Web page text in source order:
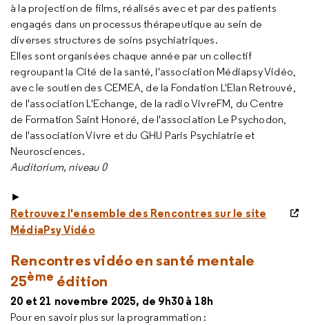
à la projection de films, réalisés avec et par des patients
engagés dans un processus thérapeutique au sein de
diverses structures de soins psychiatriques.
Elles sont organisées chaque année par un collectif
regroupant la Cité de la santé, l'association Médiapsy Vidéo,
avec le soutien des CEMEA, de la Fondation L'Elan Retrouvé,
de l'association L'Echange, de la radio VivreFM, du Centre
de Formation Saint Honoré, de l'association Le Psychodon,
de l'association Vivre et du GHU Paris Psychiatrie et
Neurosciences.
Auditorium, niveau 0
►
Retrouvez l'ensemble des Rencontres sur le site
MédiaPsy Vidéo
Rencontres vidéo en santé mentale
25ème édition
20 et 21 novembre 2025, de 9h30 à 18h
Pour en savoir plus sur la programmation :